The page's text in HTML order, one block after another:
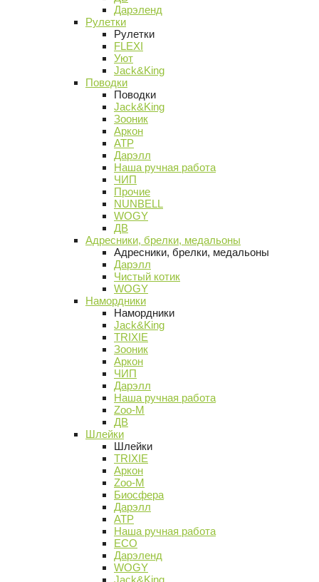
Дарэленд
Рулетки
Рулетки
FLEXI
Уют
Jack&King
Поводки
Поводки
Jack&King
Зооник
Аркон
АТР
Дарэлл
Наша ручная работа
ЧИП
Прочие
NUNBELL
WOGY
ДВ
Адресники, брелки, медальоны
Адресники, брелки, медальоны
Дарэлл
Чистый котик
WOGY
Намордники
Намордники
Jack&King
TRIXIE
Зооник
Аркон
ЧИП
Дарэлл
Наша ручная работа
Zoo-M
ДВ
Шлейки
Шлейки
TRIXIE
Аркон
Zoo-M
Биосфера
Дарэлл
АТР
Наша ручная работа
ECO
Дарэленд
WOGY
Jack&King